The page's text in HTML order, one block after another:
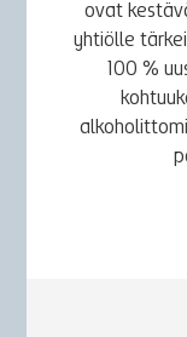
ovat
yhtiölle
100 %